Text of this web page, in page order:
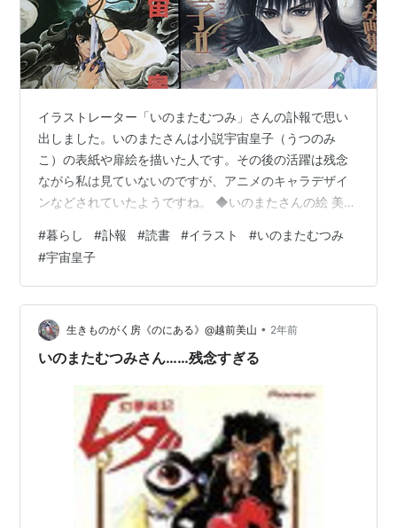
イラストレーター「いのまたむつみ」さんの訃報で思い
出しました。いのまたさんは小説宇宙皇子（うつのみ
こ）の表紙や扉絵を描いた人です。その後の活躍は残念
ながら私は見ていないのですが、アニメのキャラデザイ
ンなどされていたようですね。 ◆いのまたさんの絵 美し
めの女性を描いても嫌な感じがしませんでした。ちゃん
と筋肉を意識して描かれたように感じますが、それでリ
アルに見えるのかな。ちなみに男性が描く女性キャラの
肉体は、不自然な強調で私には気持ち悪い場合が多いで
す。いのまたさんは女性キャラだけでなく男性も、しか
も線の細い２枚目だけでなく様々なタイプを描かれま…
#暮らし #訃報 #読書 #イラスト #いのまたむつみ
#宇宙皇子
生きものがく房《のにある》@越前美山 • 2年前
いのまたむつみさん……残念すぎる